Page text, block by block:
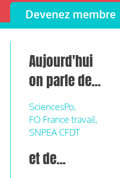
Devenez membre
Aujourd'hui
on parle de...
SciencesPo,
FO France travail,
SNPEA CFDT
et de...